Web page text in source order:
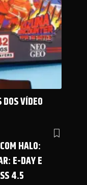
VÍDEO
HALO:
E-DAY E
4.5